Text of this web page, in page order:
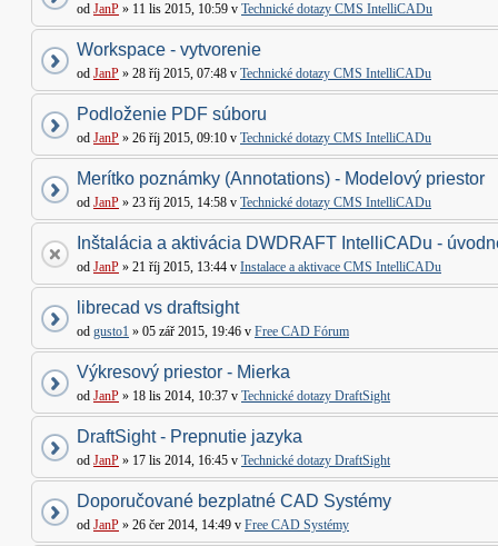
od JanP » 11 lis 2015, 10:59 v Technické dotazy CMS IntelliCADu
Workspace - vytvorenie
od JanP » 28 říj 2015, 07:48 v Technické dotazy CMS IntelliCADu
Podloženie PDF súboru
od JanP » 26 říj 2015, 09:10 v Technické dotazy CMS IntelliCADu
Merítko poznámky (Annotations) - Modelový priestor
od JanP » 23 říj 2015, 14:58 v Technické dotazy CMS IntelliCADu
Inštalácia a aktivácia DWDRAFT IntelliCADu -
od JanP » 21 říj 2015, 13:44 v Instalace a aktivace CMS IntelliCADu
librecad vs draftsight
od gusto1 » 05 zář 2015, 19:46 v Free CAD Fórum
Výkresový priestor - Mierka
od JanP » 18 lis 2014, 10:37 v Technické dotazy DraftSight
DraftSight - Prepnutie jazyka
od JanP » 17 lis 2014, 16:45 v Technické dotazy DraftSight
Doporučované bezplatné CAD Systémy
od JanP » 26 čer 2014, 14:49 v Free CAD Systémy